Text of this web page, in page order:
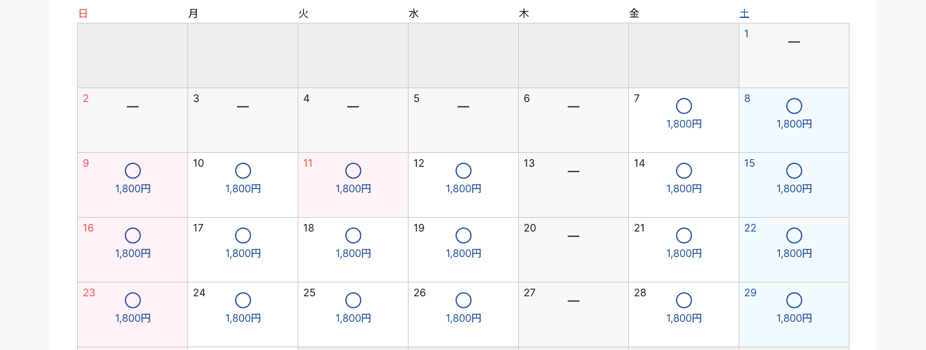
日 月 火 水 木 金
土
1
―
2
―
3
―
4
―
5
―
6
―
7
◯
1,800円
8
◯
1,800円
9
◯
1,800円
10
◯
1,800円
11
◯
1,800円
12
◯
1,800円
13
―
14
◯
1,800円
15
◯
1,800円
16
◯
1,800円
17
◯
1,800円
18
◯
1,800円
19
◯
1,800円
20
―
21
◯
1,800円
22
◯
1,800円
23
◯
1,800円
24
◯
1,800円
25
◯
1,800円
26
◯
1,800円
27
―
28
◯
1,800円
29
◯
1,800円